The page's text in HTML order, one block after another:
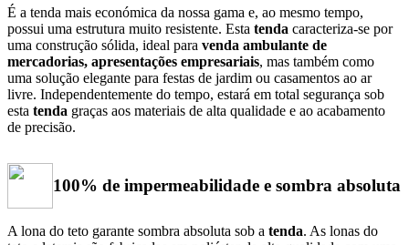
É a tenda mais económica da nossa gama e, ao mesmo tempo,
possui uma estrutura muito resistente. Esta tenda caracteriza-se por
uma construção sólida, ideal para venda ambulante de
mercadorias, apresentações empresariais, mas também como
uma solução elegante para festas de jardim ou casamentos ao ar
livre. Independentemente do tempo, estará em total segurança sob
esta tenda graças aos materiais de alta qualidade e ao acabamento
de precisão.
100% de impermeabilidade e sombra absoluta
A lona do teto garante sombra absoluta sob a tenda. As lonas do